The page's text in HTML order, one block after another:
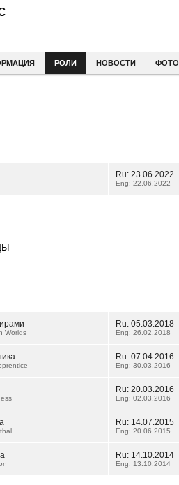
РОЛИ НОВОСТИ ФОТО
Ru: 23.06.2022
Eng: 22.06.2022
Worlds
Ru: 05.03.2018
Eng: 26.02.2018
Ru: 07.04.2016
Eng: 30.03.2016
Ru: 20.03.2016
Eng: 02.03.2016
Ru: 14.07.2015
Eng: 20.06.2015
Ru: 14.10.2014
Eng: 13.10.2014